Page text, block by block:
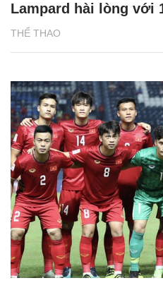
THỂ THAO
Lampard hài lòng với